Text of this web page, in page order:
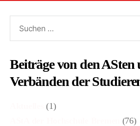
nach:
Beiträge von den ASten
Verbänden der
(1)
(76)